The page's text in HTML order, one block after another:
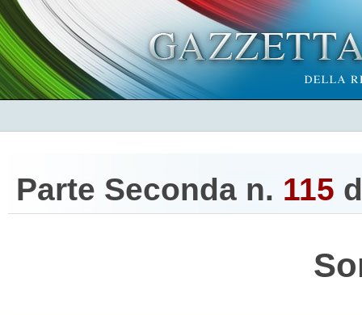
Parte Seconda n. 115